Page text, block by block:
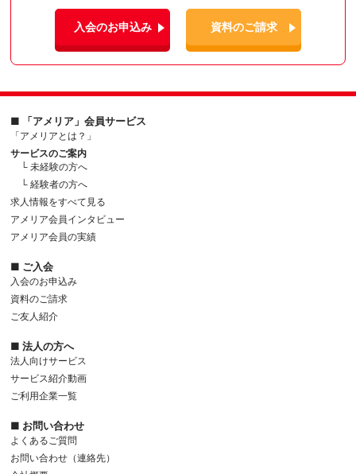
入会のお申込み 資料のご請求
■ 「アメリア」会員サービス
「アメリアとは？」
サービスのご案内
└ 未経験の方へ
└ 経験者の方へ
求人情報をすべて見る
アメリア会員インタビュー
アメリア会員の実績
■ ご入会
入会のお申込み
資料のご請求
ご友人紹介
■ 法人の方へ
法人向けサービス
サービス紹介動画
ご利用企業一覧
■ お問い合わせ
よくあるご質問
お問い合わせ（連絡先）